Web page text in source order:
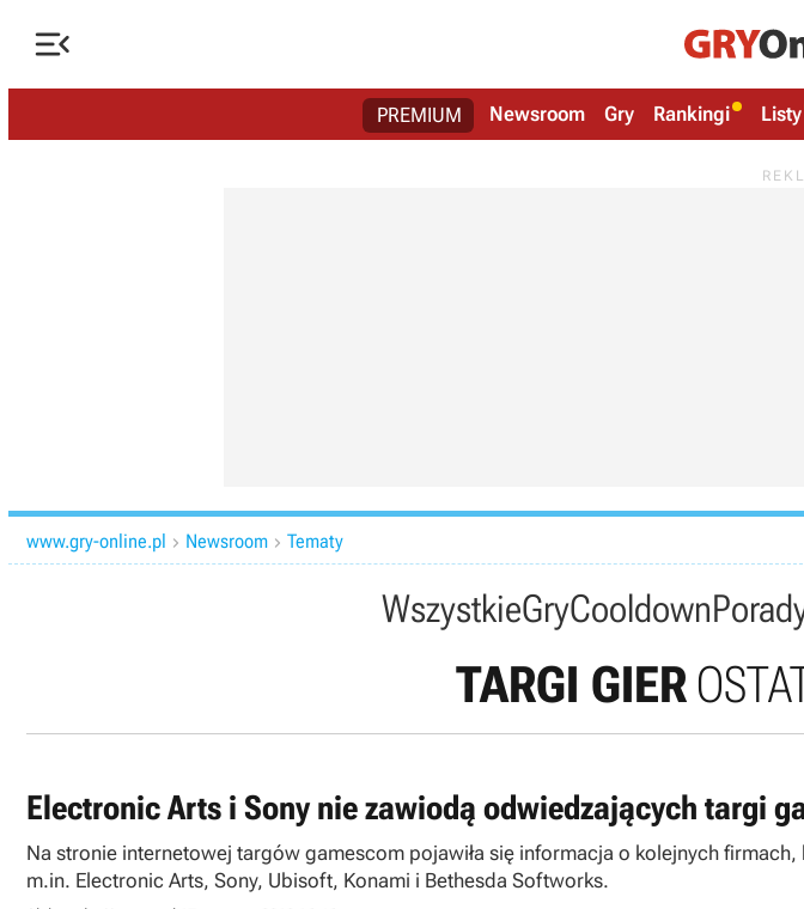

PREMIUM Newsroom Gry Rankingi Listy
www.gry-online.pl  Newsroom  Tematy
WszystkieGryCooldown
TARGI GIER
Electronic Arts i Sony nie zawiodą odwiedzających targi
Na stronie internetowej targów gamescom pojawiła się informacja o kolejnych
m.in. Electronic Arts, Sony, Ubisoft, Konami i Bethesda Softworks.